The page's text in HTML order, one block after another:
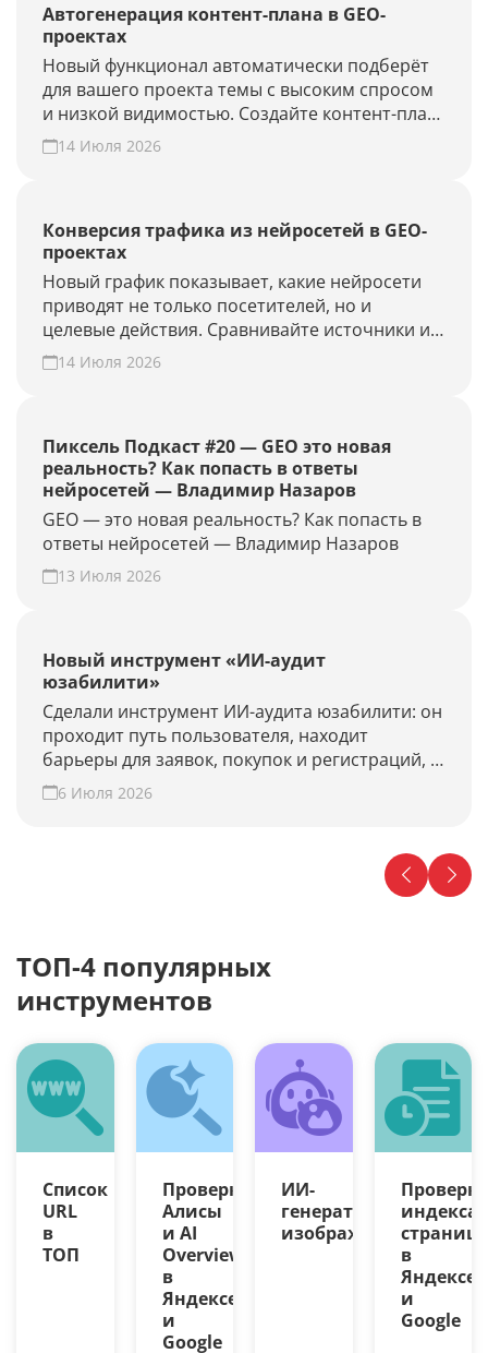
Автогенерация контент-плана в GEO-
проектах
Новый функционал автоматически подберёт
для вашего проекта темы с высоким спросом
и низкой видимостью. Создайте контент-план
за несколько минут и повысьте присутствие
вашего бренда и сайта в ответах нейросетей.
14 Июля 2026
Конверсия трафика из нейросетей в GEO-
проектах
Новый график показывает, какие нейросети
приводят не только посетителей, но и
целевые действия. Сравнивайте источники и
периоды, находите точки роста. Создайте
GEO-проект и проверьте конверсию своего
14 Июля 2026
Пиксель Подкаст #20 — GEO это новая
реальность? Как попасть в ответы
нейросетей — Владимир Назаров
GEO — это новая реальность? Как попасть в
ответы нейросетей — Владимир Назаров
13 Июля 2026
Новый инструмент «ИИ-аудит
юзабилити»
Сделали инструмент ИИ-аудита юзабилити: он
проходит путь пользователя, находит
барьеры для заявок, покупок и регистраций, и
предлагает гипотезы для роста конверсии.
Проверьте свой сайт прямо сейчас!
6 Июля 2026
ТОП-4 популярных
инструментов
Список
URL
в
ТОП
Проверка
Алисы
и AI
Overview
в
Яндексе
и
Google
ИИ-
генератор
изображений
Проверка
страниц
в
Яндексе
и
Google